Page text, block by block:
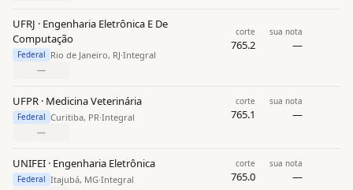
UFRJ · Engenharia Eletrônica E De
Computação
Federal Rio de Janeiro, RJ·Integral
corte
765.2
sua nota
—
—
UFPR · Medicina Veterinária
Federal Curitiba, PR·Integral
corte
765.1
sua nota
—
—
UNIFEI · Engenharia Eletrônica
Federal Itajubá, MG·Integral
corte
765.0
sua nota
—